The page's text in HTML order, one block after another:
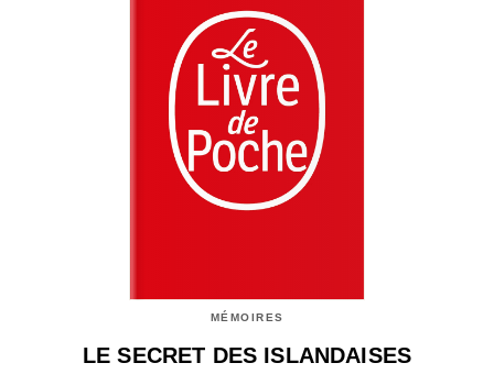
MÉMOIRES
LE SECRET DES ISLANDAISES